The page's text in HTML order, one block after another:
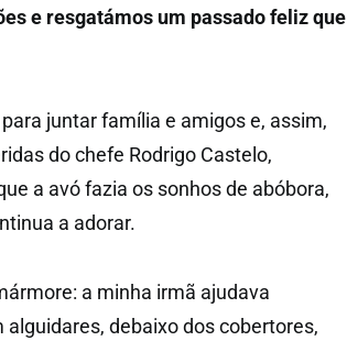
e resgatámos um passado feliz que
juntar família e amigos e, assim,
do chefe Rodrigo Castelo,
a avó fazia os sonhos de abóbora,
a adorar.
a minha irmã ajudava
debaixo dos cobertores,